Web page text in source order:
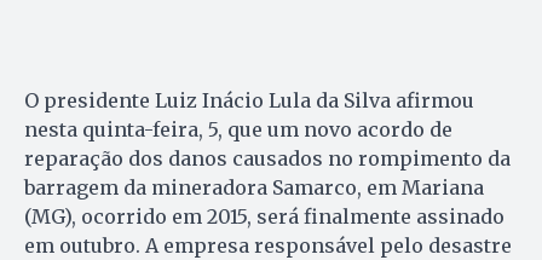
O presidente Luiz Inácio Lula da Silva afirmou
nesta quinta-feira, 5, que um novo acordo de
reparação dos danos causados no rompimento da
barragem da mineradora Samarco, em Mariana
(MG), ocorrido em 2015, será finalmente assinado
em outubro. A empresa responsável pelo desastre